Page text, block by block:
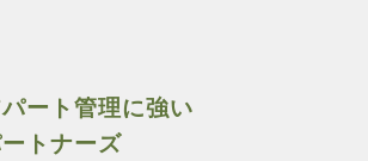
ート管理に強い
トナーズ